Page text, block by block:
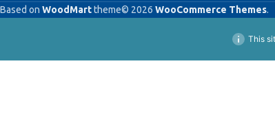
Based on WoodMarttheme© 2026 WooCommerce Themes.
This